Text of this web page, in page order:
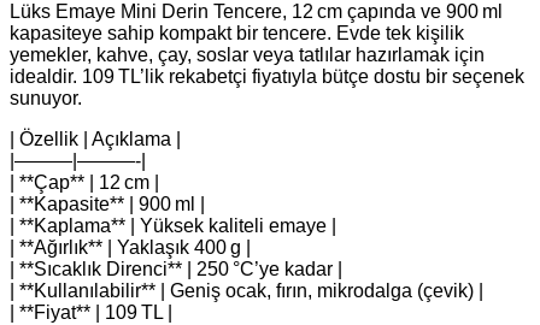
Lüks Emaye Mini Derin Tencere, 12 cm çapında ve 900 ml
kapasiteye sahip kompakt bir tencere. Evde tek kişilik
yemekler, kahve, çay, soslar veya tatlılar hazırlamak için
idealdir. 109 TL’lik rekabetçi fiyatıyla bütçe dostu bir seçenek
sunuyor.
| Özellik | Açıklama |
|———|———-|
| **Çap** | 12 cm |
| **Kapasite** | 900 ml |
| **Kaplama** | Yüksek kaliteli emaye |
| **Ağırlık** | Yaklaşık 400 g |
| **Sıcaklık Direnci** | 250 °C’ye kadar |
| **Kullanılabilir** | Geniş ocak, fırın, mikrodalga (çevik) |
| **Fiyat** | 109 TL |